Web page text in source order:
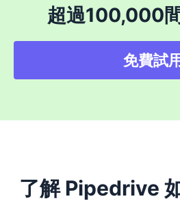
超過100,000
免費試用
了解 Pipedrive